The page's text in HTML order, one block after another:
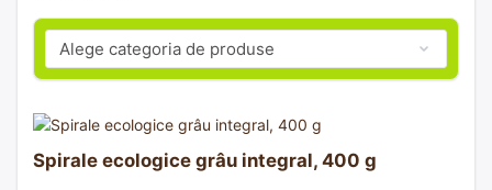
Spirale ecologice grâu integral, 400 g